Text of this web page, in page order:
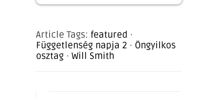
Article Tags: featured ·
Függetlenség napja 2 · Öngyilkos
osztag · Will Smith